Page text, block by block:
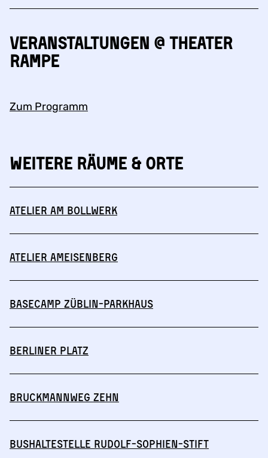
Veranstaltungen @ Theater
Rampe
Zum Programm
Weitere Räume & Orte
Atelier am Bollwerk
Atelier Ameisenberg
Basecamp Züblin-Parkhaus
Berliner Platz
Bruckmannweg Zehn
Bushaltestelle Rudolf-Sophien-Stift